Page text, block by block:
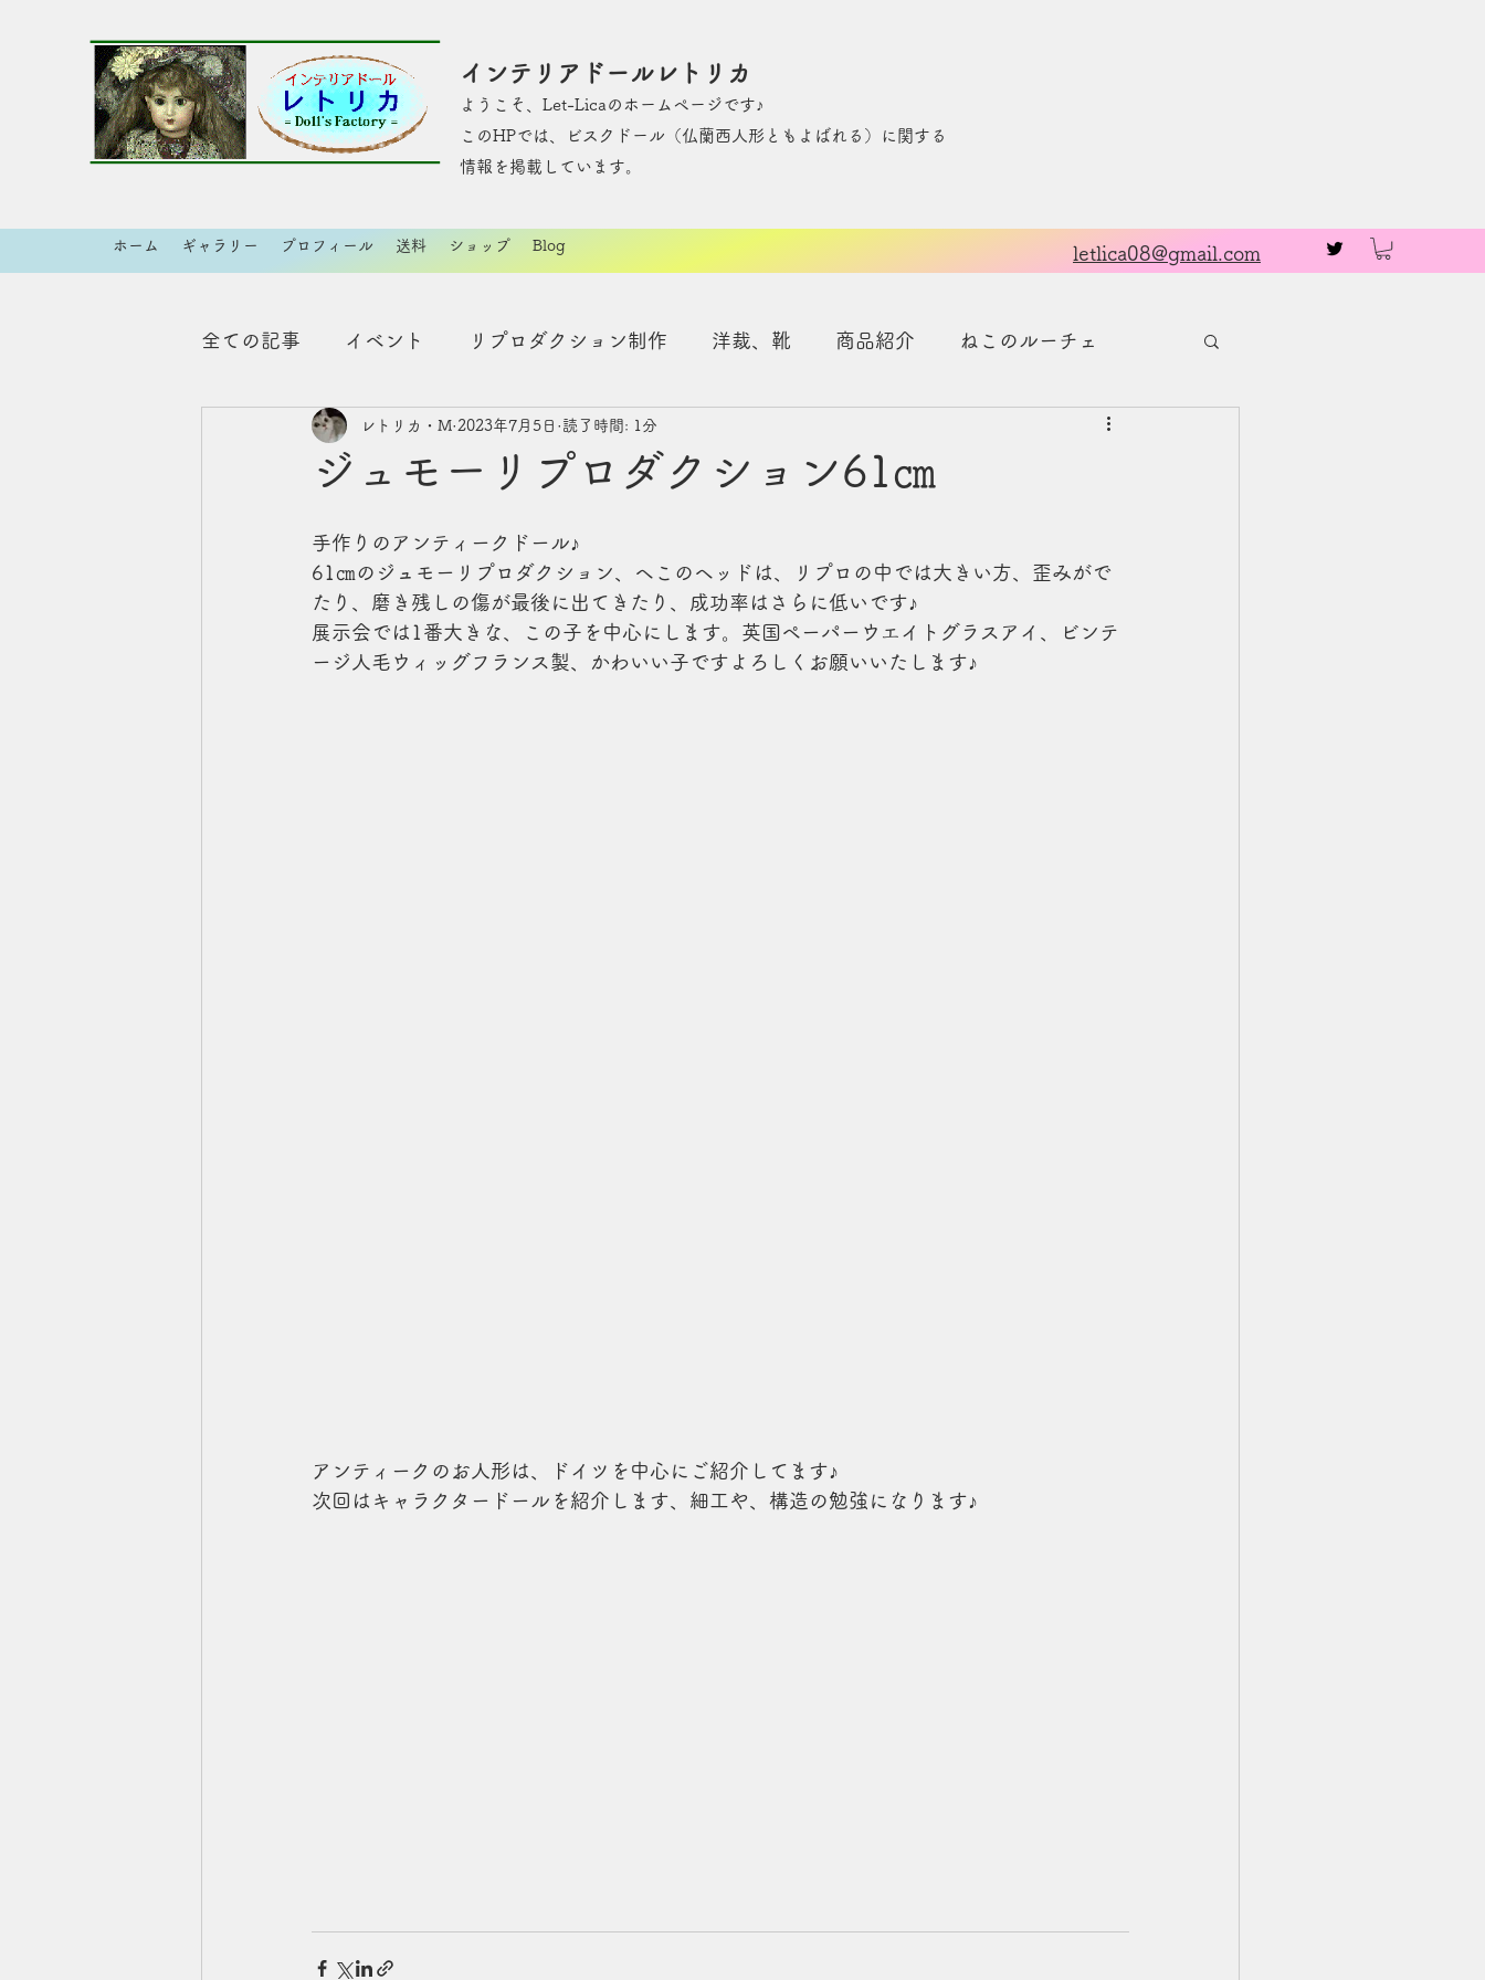
インテリアドールレトリカ
ようこそ、Let-Licaのホームページです♪
​このHPでは、ビスクドール（仏蘭西人形ともよばれる）に関する
情報を掲載しています。
ホーム ギャラリー プロフィール 送料 ショップ Blog letlica08@gmail.com
全ての記事 イベント リプロダクション制作 洋裁、靴 商品紹介 ねこのルーチェ
創作色々制作 臨床美術
ジュモーリプロダクション61㎝
レトリカ・M 2023年7月5日 読了時間: 1分
手作りのアンティークドール♪
61㎝のジュモーリプロダクション、ヘこのヘッドは、リプロの中では大きい方、歪みがで
たり、磨き残しの傷が最後に出てきたり、成功率はさらに低いです♪
展示会では1番大きな、この子を中心にします。英国ペーパーウエイトグラスアイ、ビンテ
ージ人毛ウィッグフランス製、かわいい子ですよろしくお願いいたします♪
アンティークのお人形は、ドイツを中心にご紹介してます♪
次回はキャラクタードールを紹介します、細工や、構造の勉強になります♪